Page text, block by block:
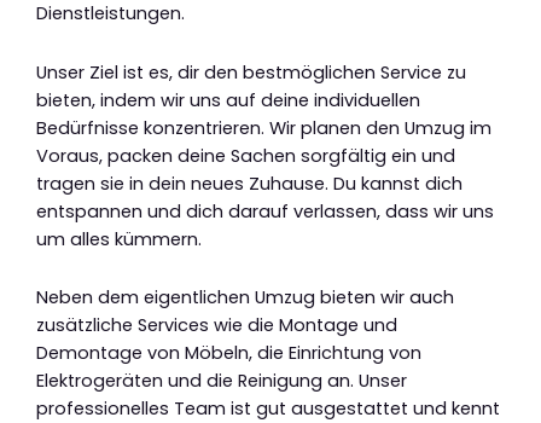
Dienstleistungen.
Unser Ziel ist es, dir den bestmöglichen Service zu
bieten, indem wir uns auf deine individuellen
Bedürfnisse konzentrieren. Wir planen den Umzug im
Voraus, packen deine Sachen sorgfältig ein und
tragen sie in dein neues Zuhause. Du kannst dich
entspannen und dich darauf verlassen, dass wir uns
um alles kümmern.
Neben dem eigentlichen Umzug bieten wir auch
zusätzliche Services wie die Montage und
Demontage von Möbeln, die Einrichtung von
Elektrogeräten und die Reinigung an. Unser
professionelles Team ist gut ausgestattet und kennt